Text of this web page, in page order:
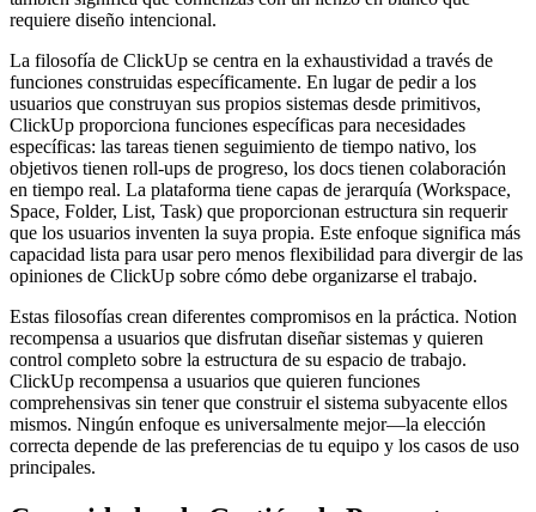
requiere diseño intencional.
La filosofía de ClickUp se centra en la exhaustividad a través de
funciones construidas específicamente. En lugar de pedir a los
usuarios que construyan sus propios sistemas desde primitivos,
ClickUp proporciona funciones específicas para necesidades
específicas: las tareas tienen seguimiento de tiempo nativo, los
objetivos tienen roll-ups de progreso, los docs tienen colaboración
en tiempo real. La plataforma tiene capas de jerarquía (Workspace,
Space, Folder, List, Task) que proporcionan estructura sin requerir
que los usuarios inventen la suya propia. Este enfoque significa más
capacidad lista para usar pero menos flexibilidad para divergir de las
opiniones de ClickUp sobre cómo debe organizarse el trabajo.
Estas filosofías crean diferentes compromisos en la práctica. Notion
recompensa a usuarios que disfrutan diseñar sistemas y quieren
control completo sobre la estructura de su espacio de trabajo.
ClickUp recompensa a usuarios que quieren funciones
comprehensivas sin tener que construir el sistema subyacente ellos
mismos. Ningún enfoque es universalmente mejor—la elección
correcta depende de las preferencias de tu equipo y los casos de uso
principales.